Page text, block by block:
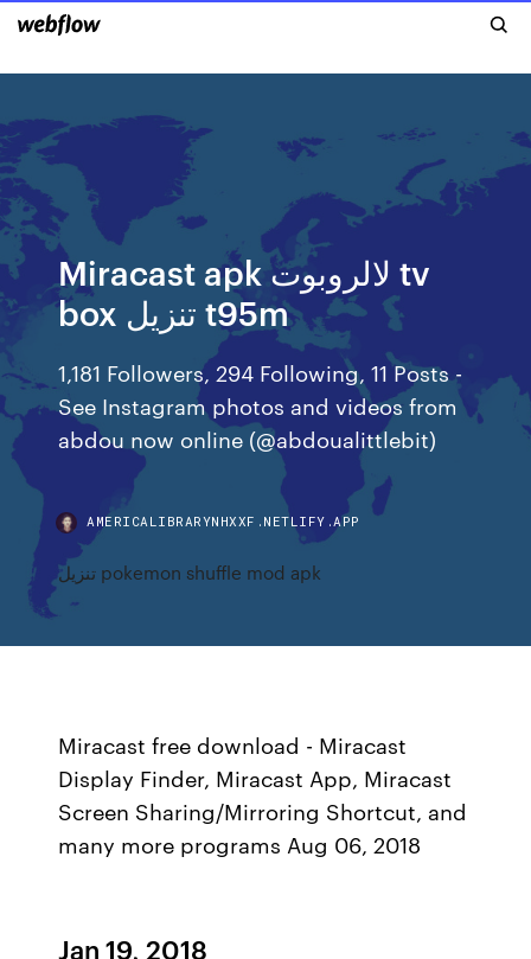
Miracast apk لالروبوت tv
box تنزيل t95m
1,181 Followers, 294 Following, 11 Posts -
See Instagram photos and videos from
abdou now online (@abdoualittlebit)
AMERICALIBRARYNHXXF.NETLIFY.APP
تنزيل pokemon shuffle mod apk
Miracast free download - Miracast
Display Finder, Miracast App, Miracast
Screen Sharing/Mirroring Shortcut, and
many more programs Aug 06, 2018
Jan 19, 2018